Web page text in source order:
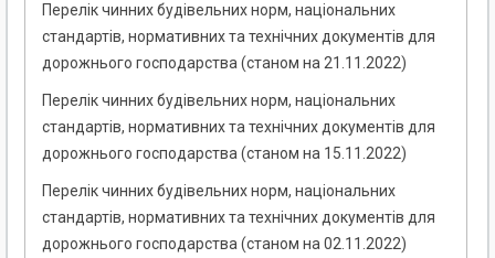
Перелік чинних будівельних норм, національних
стандартів, нормативних та технічних документів для
дорожнього господарства (станом на 21.11.2022)
Перелік чинних будівельних норм, національних
стандартів, нормативних та технічних документів для
дорожнього господарства (станом на 15.11.2022)
Перелік чинних будівельних норм, національних
стандартів, нормативних та технічних документів для
дорожнього господарства (станом на 02.11.2022)